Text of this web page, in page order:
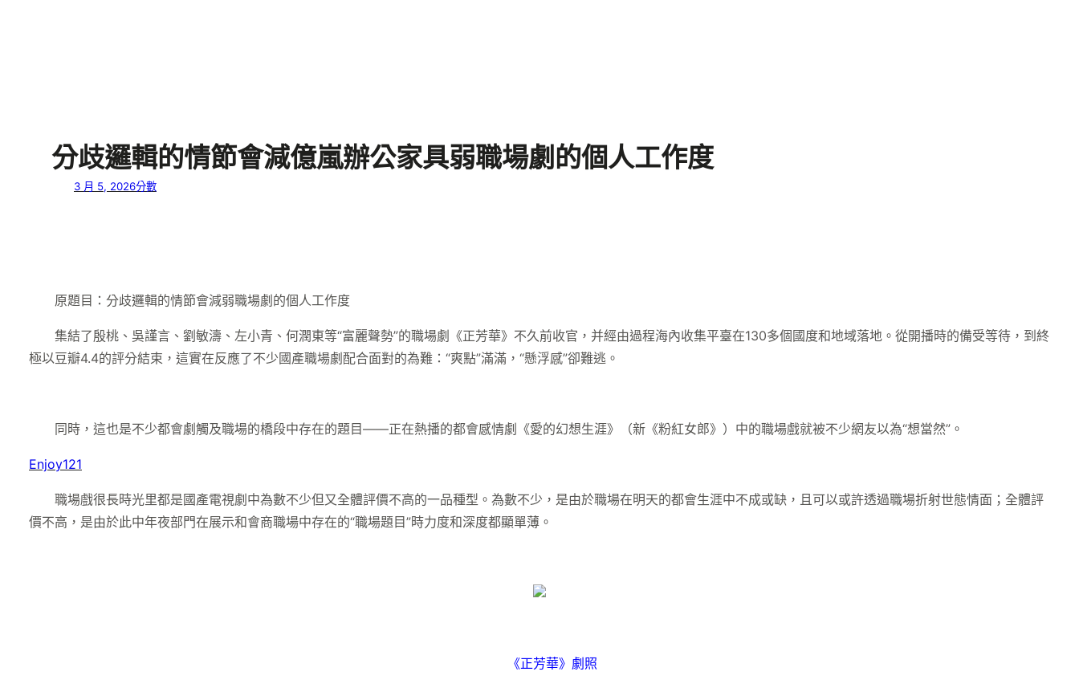
分歧邏輯的情節會減億嵐辦公家具弱職場劇的個人工作度
3 月 5, 2026分數
原題目：分歧邏輯的情節會減弱職場劇的個人工作度
集結了殷桃、吳謹言、劉敏濤、左小青、何潤東等“富麗聲勢”的職場劇《正芳華》不久前收官，并經由過程海內收集平臺在130多個國度和地域落地。從開播時的備受等待，到終
極以豆瓣4.4的評分結束，這實在反應了不少國產職場劇配合面對的為難：“爽點”滿滿，“懸浮感”卻難逃。
同時，這也是不少都會劇觸及職場的橋段中存在的題目——正在熱播的都會感情劇《愛的幻想生涯》（新《粉紅女郎》）中的職場戲就被不少網友以為“想當然”。
Enjoy121
職場戲很長時光里都是國產電視劇中為數不少但又全體評價不高的一品種型。為數不少，是由於職場在明天的都會生涯中不成或缺，且可以或許透過職場折射世態情面；全體評
價不高，是由於此中年夜部門在展示和會商職場中存在的“職場題目”時力度和深度都顯單薄。
《正芳華》劇照